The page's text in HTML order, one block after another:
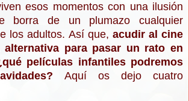
esos momentos con una ilusión
borra de un plumazo cualquier
los adultos. Así que, acudir al cine
alternativa para pasar un rato en
películas infantiles podremos
Aquí os dejo cuatro